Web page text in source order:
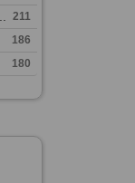
211
186
180